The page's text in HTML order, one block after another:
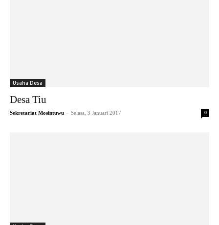
Usaha Desa
Desa Tiu
Sekretariat Mosintuwu - Selasa, 3 Januari 2017 0